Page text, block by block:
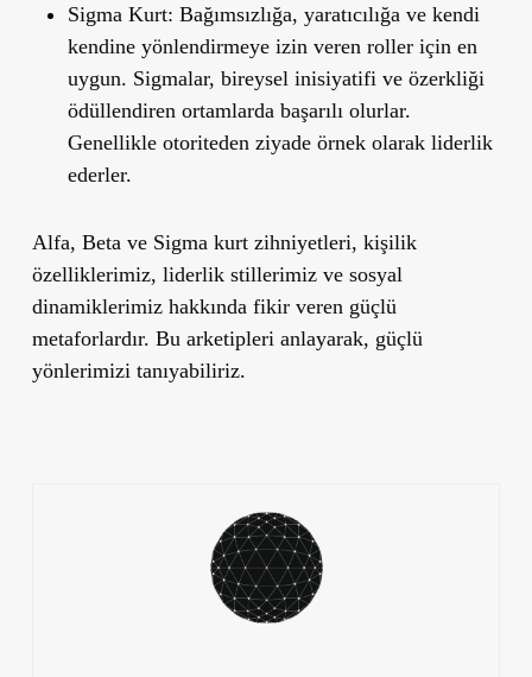
Sigma Kurt: Bağımsızlığa, yaratıcılığa ve kendi
kendine yönlendirmeye izin veren roller için en
uygun. Sigmalar, bireysel inisiyatifi ve özerkliği
ödüllendiren ortamlarda başarılı olurlar.
Genellikle otoriteden ziyade örnek olarak liderlik
ederler.
Alfa, Beta ve Sigma kurt zihniyetleri, kişilik
özelliklerimiz, liderlik stillerimiz ve sosyal
dinamiklerimiz hakkında fikir veren güçlü
metaforlardır. Bu arketipleri anlayarak, güçlü
yönlerimizi tanıyabiliriz.